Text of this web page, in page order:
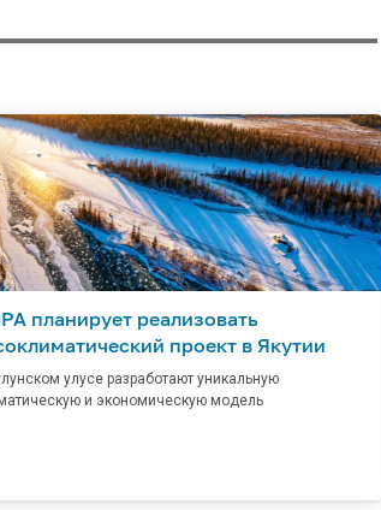
планирует реализовать
проект в Якутии
улусе разработают уникальную
и экономическую модель